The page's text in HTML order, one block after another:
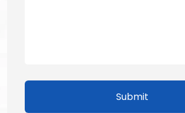
Submit